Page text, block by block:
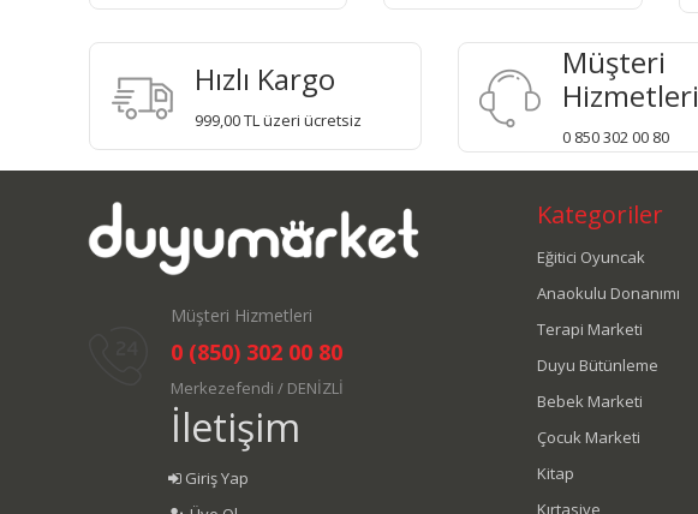
Hızlı Kargo
999,00 TL üzeri ücretsiz
Müşteri
Hizmetleri
0 850 302 00 80
Müşteri Hizmetleri
0 (850) 302 00 80
Merkezefendi / DENİZLİ
İletişim
Giriş Yap
Kategoriler
Eğitici Oyuncak
Anaokulu Donanımı
Terapi Marketi
Duyu Bütünleme
Bebek Marketi
Çocuk Marketi
Kitap
Kırtasiye